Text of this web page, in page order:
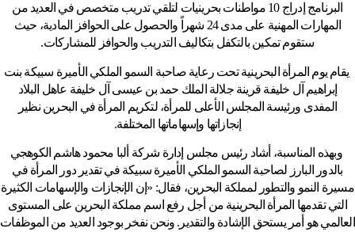
البرنامج إدراج 10 مواطنات بحرينيات لتلقي تدريب متخصص في العديد من
المهارات المهنية على مدى 24 شهراً والحصول على الحوافز المادية، حيث
ستقوم تمكين بالتكفل بتكاليف التدريب والحوافز للمشاركات.
يقام يوم المرأة البحرينية تحت رعاية صاحبة السمو الملكي الأميرة سبيكة بنت
إبراهيم آل خليفة قرينة جلالة الملك حمد بن عيسى آل خليفة عاهل البلاد
المفدى ورئيسة المجلس الأعلى للمرأة، لتكريم المرأة في البحرين نظير
إنجازاتها وإسهاماتها المختلفة.
وبهذه المناسبة، أشاد رئيس مجلس إدارة شركة ألبا محمود هاشم الكوهجي
بالدور البارز لصاحبة السمو الملكي الأميرة سبيكة في تقدير دور المرأة في
مسيرة النمو والتطور لمملكة البحرين، فقال: «إن الإنجازات والإسهامات الكثيرة
التي تقدمها المرأة البحرينية من أجل رفع اسم مملكة البحرين على المستوى
العالمي هو أمر يستحق الإشادة والتقدير. ونحن نفخر بوجود العديد من الموظفات